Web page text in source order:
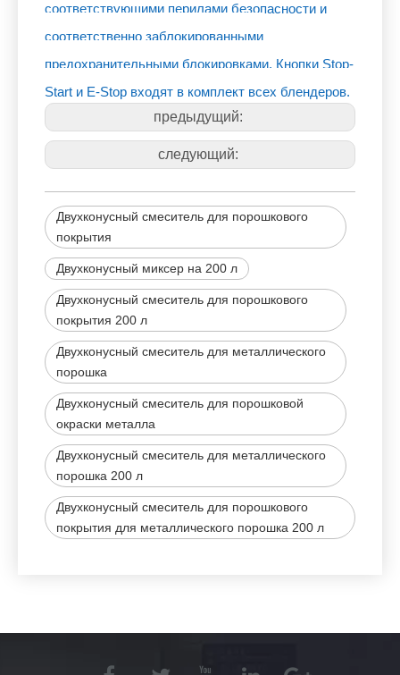
соответствующими перилами безопасности и
соответственно заблокированными
предохранительными блокировками. Кнопки Stop-
Start и E-Stop входят в комплект всех блендеров.
предыдущий:
следующий:
Двухконусный смеситель для порошкового
покрытия
Двухконусный миксер на 200 л
Двухконусный смеситель для порошкового
покрытия 200 л
Двухконусный смеситель для металлического
порошка
Двухконусный смеситель для порошковой
окраски металла
Двухконусный смеситель для металлического
порошка 200 л
Двухконусный смеситель для порошкового
покрытия для металлического порошка 200 л